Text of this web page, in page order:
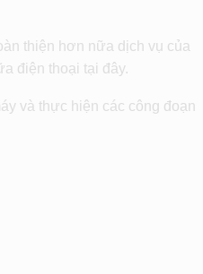
thiện hơn nữa dịch vụ của
điện thoại tại đây.
và thực hiện các công đoạn